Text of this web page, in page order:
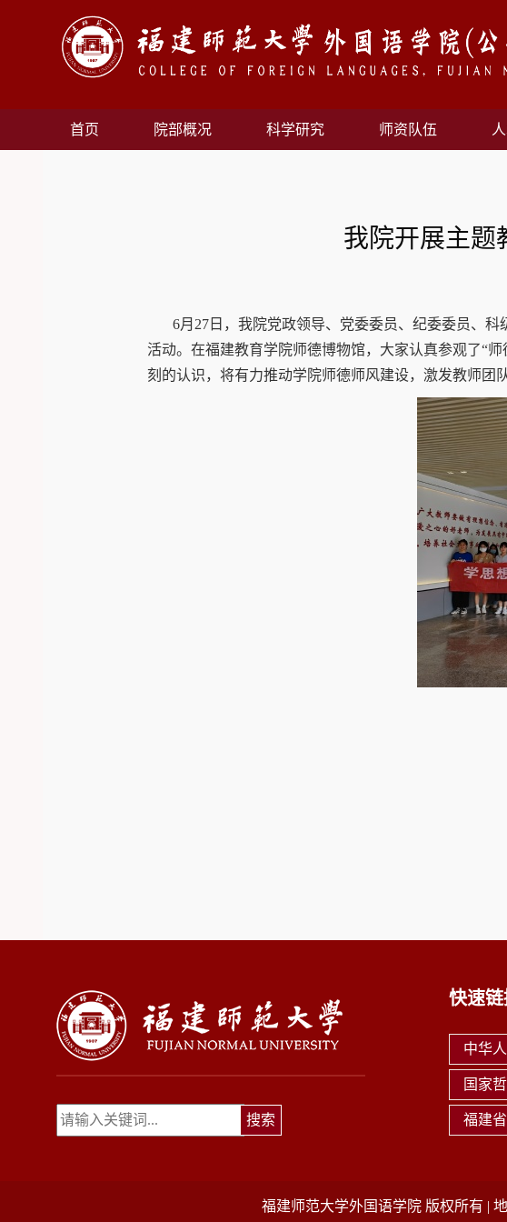
首页 院部概况 科学研究 师资队伍
我院开展主题
6月27日，我院党政领导、党委委员、纪委委员、科
活动。在福建教育学院师德博物馆，大家认真参观了“
刻的认识，将有力推动学院师德师风建设，激发教师团
快速链
中华
国家
福建
福建师范大学外国语学院 版权所有 |